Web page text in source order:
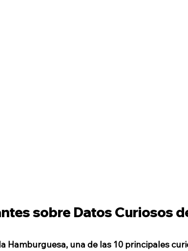
sobre Datos Curiosos
Hamburguesa, una de las 10 principales